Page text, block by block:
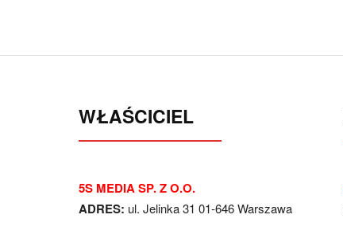
WŁAŚCICIEL
5S MEDIA SP. Z O.O.
ADRES: ul. Jelinka 31 01-646 Warszawa